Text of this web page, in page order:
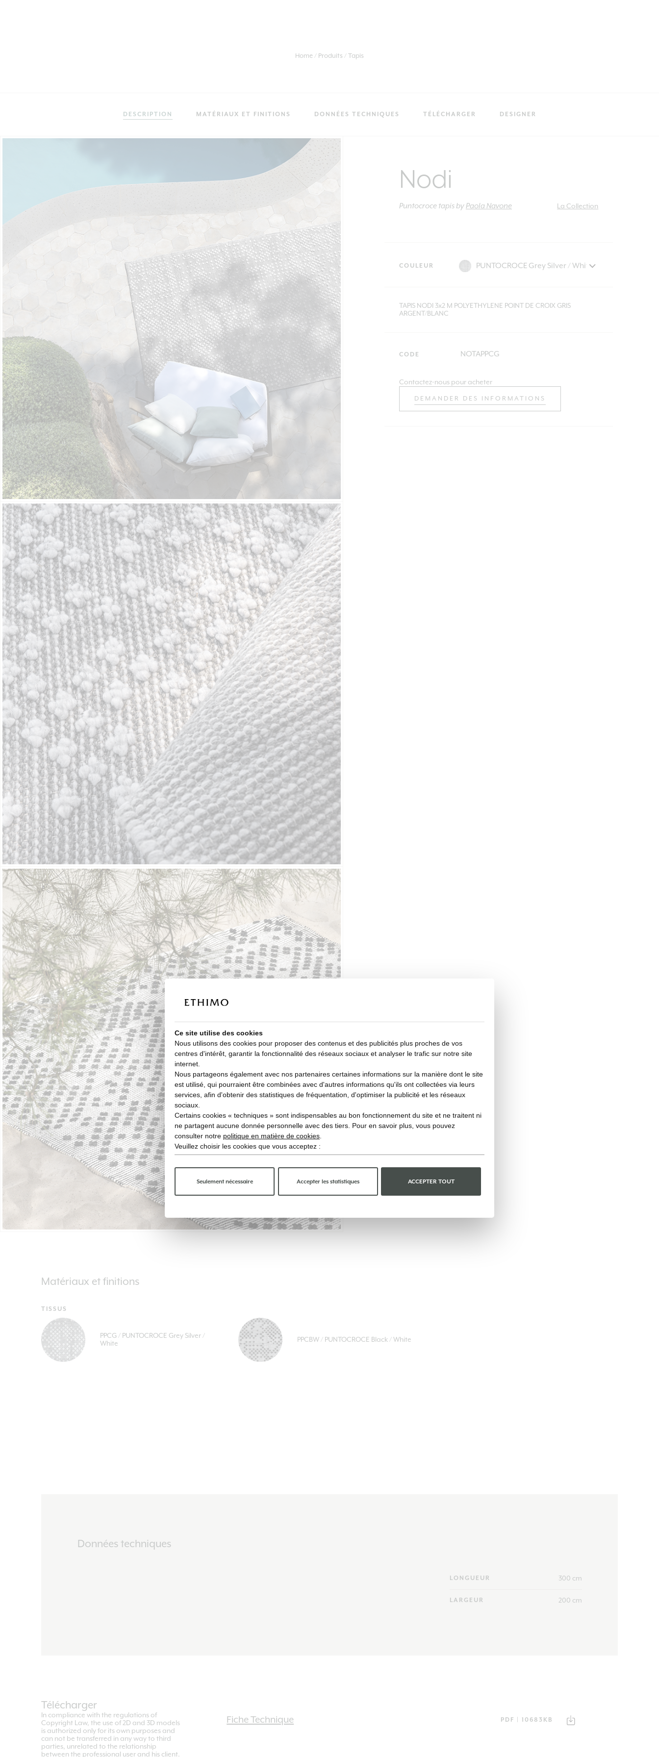
Home Produits Tapis
DESCRIPTION MATÉRIAUX ET FINITIONS DONNÉES TECHNIQUES TÉLÉCHARGER DESIGNER
Nodi
Puntocroce tapisbyPaola Navone La Collection
COULEUR
TAPIS NODI 3x2 M POLYETHYLENE POINT DE CROIX GRIS
ARGENT/BLANC
CODE NOTAPPCG
Contactez-nous pour acheter
DEMANDER DES INFORMATIONS
Matériaux et finitions
TISSUS
PPCG / PUNTOCROCE Grey Silver /
White
PPCBW / PUNTOCROCE Black / White
Données techniques
LONGUEUR 300 cm
LARGEUR 200 cm
Télécharger
In compliance with the regulations of
Copyright Law, the use of 2D and 3D models
is authorized only for its own purposes and
can not be transferred in any way to third
parties, unrelated to the relationship
between the professional user and his client.
Fiche Technique PDF | 10683KB
Ce site utilise des cookies
Nous utilisons des cookies pour proposer des contenus et des publicités plus proches de vos
centres d'intérêt, garantir la fonctionnalité des réseaux sociaux et analyser le trafic sur notre site
internet.
Nous partageons également avec nos partenaires certaines informations sur la manière dont le site
est utilisé, qui pourraient être combinées avec d'autres informations qu'ils ont collectées via leurs
services, afin d'obtenir des statistiques de fréquentation, d'optimiser la publicité et les réseaux
sociaux.
Certains cookies « techniques » sont indispensables au bon fonctionnement du site et ne traitent ni
ne partagent aucune donnée personnelle avec des tiers. Pour en savoir plus, vous pouvez
consulter notre politique en matière de cookies.
Veuillez choisir les cookies que vous acceptez :
Seulement nécessaire Accepter les statistiques ACCEPTER TOUT